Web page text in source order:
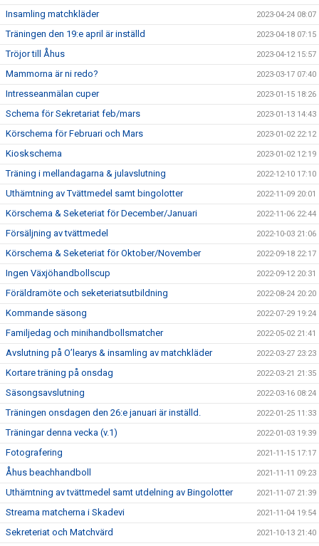
Insamling matchkläder 2023-04-24 08:07
Träningen den 19:e april är inställd 2023-04-18 07:15
Tröjor till Åhus 2023-04-12 15:57
Mammorna är ni redo? 2023-03-17 07:40
Intresseanmälan cuper 2023-01-15 18:26
Schema för Sekretariat feb/mars 2023-01-13 14:43
Körschema för Februari och Mars 2023-01-02 22:12
Kioskschema 2023-01-02 12:19
Träning i mellandagarna & julavslutning 2022-12-10 17:10
Uthämtning av Tvättmedel samt bingolotter 2022-11-09 20:01
Körschema & Seketeriat för December/Januari 2022-11-06 22:44
Försäljning av tvättmedel 2022-10-03 21:06
Körschema & Seketeriat för Oktober/November 2022-09-18 22:17
Ingen Växjöhandbollscup 2022-09-12 20:31
Föräldramöte och seketeriatsutbildning 2022-08-24 20:20
Kommande säsong 2022-07-29 19:24
Familjedag och minihandbollsmatcher 2022-05-02 21:41
Avslutning på O’learys & insamling av matchkläder 2022-03-27 23:23
Kortare träning på onsdag 2022-03-21 21:35
Säsongsavslutning 2022-03-16 08:24
Träningen onsdagen den 26:e januari är inställd. 2022-01-25 11:33
Träningar denna vecka (v.1) 2022-01-03 19:39
Fotografering 2021-11-15 17:17
Åhus beachhandboll 2021-11-11 09:23
Uthämtning av tvättmedel samt utdelning av Bingolotter 2021-11-07 21:39
Streama matcherna i Skadevi 2021-11-04 19:54
Sekreteriat och Matchvärd 2021-10-13 21:40